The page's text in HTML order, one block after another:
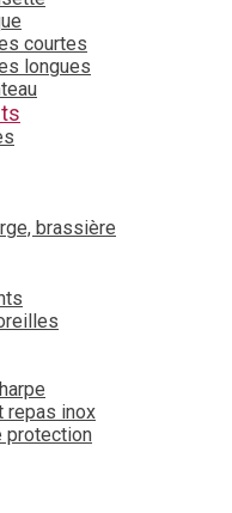
courtes
longues
brassière
repas inox
protection